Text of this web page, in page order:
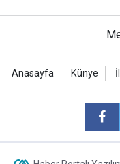
Anasayfa Künye